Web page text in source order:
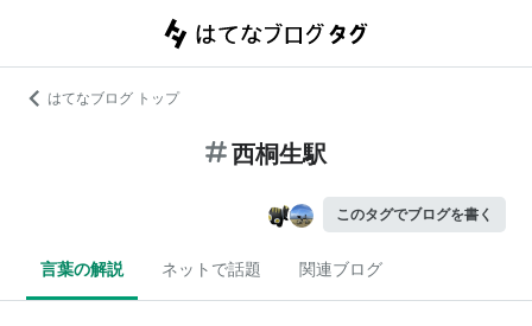
はてなブログ トップ
西桐生駅
このタグでブログを書く
言葉の解説 ネットで話題 関連ブログ